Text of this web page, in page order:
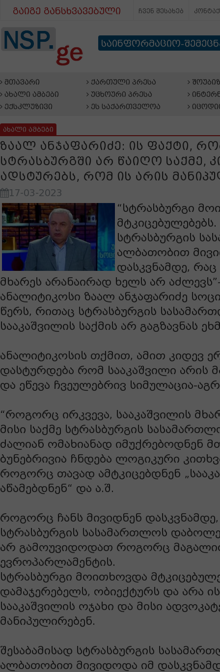
გაიგე განსხვავებული ჩვენ შესახებ
საინფორმაციო-
მთავარი
ახალი ამბები
ექსკლუზივი
ქართული პრესა
უცხოური პრესა
ეს საქართველოა
ახალი ამბები
ზაალ ანჯაფარიძე: ის ფაქტი,
სტრასბურგში არ წაიღო საქმე,
ადსტურებს, რომ ის არის
17-03-2023
“სტრასბურგი
მტკიცებულებებს.
სტრასბურგის
ალბათობით
დასკვნამდე, რაც
მხარეს არანაირად ხელს არ აძლევს”-
ანალიტიკოსი ზაალ ანჯაფარიძე
წერს, რითაც სტრასბურგის
სააკაშვილის საქმის არ გაგზავნას
ანალიტიკოსის თქმით, ამით კიდევ
დასტურდება რომ სააკაშვილი არის
და ეწევა ჩვეულებრივ სიმულაცია-
“როგორც ირკვევა, სააკაშვილის
მისი საქმე სტრასბურგის
ძალიან ომახიანად იმუქრებოდნენ
ბუნებრივია ჩნდება ლოგიკური
როგორც თავად ამტკიცებდნენ
აწამებდნენ“ და ა.შ.
როგორც ჩანს მივიდნენ
სტრასბურგის სასამართლოს
არ გამოუვიდოდათ როგორც
ევროპარლამენტის.
სტრასბურგი მოითხოვდა
დამაჯერებელს, ობიექტურს და არა
სააკაშვილის ოჯახი და მისი
მანიპულირებენ.
შესაბამისად სტრასბურგის
ალბათობით მივიდოდა იმ